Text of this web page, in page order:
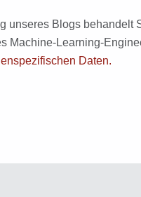
unseres Blogs behandelt
Machine-Learning-
Daten.